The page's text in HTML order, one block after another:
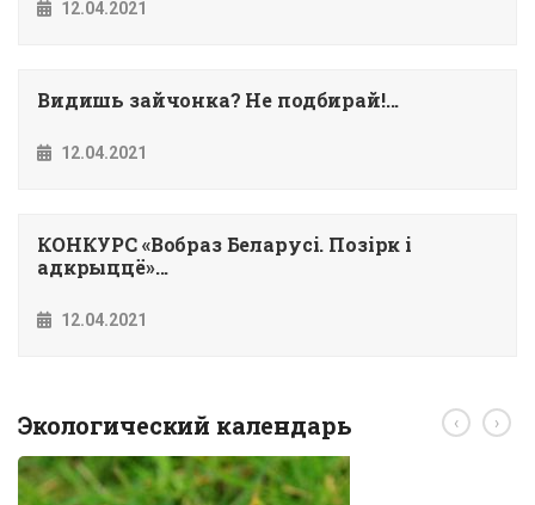
12.04.2021
Видишь зайчонка? Не подбирай!...
12.04.2021
КОНКУРС «Вобраз Беларусi. Позiрк i
адкрыццё»...
12.04.2021
Экологический календарь ‹ ›